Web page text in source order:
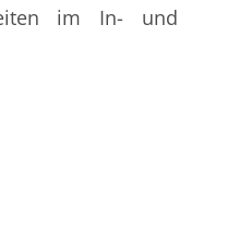
im In- und